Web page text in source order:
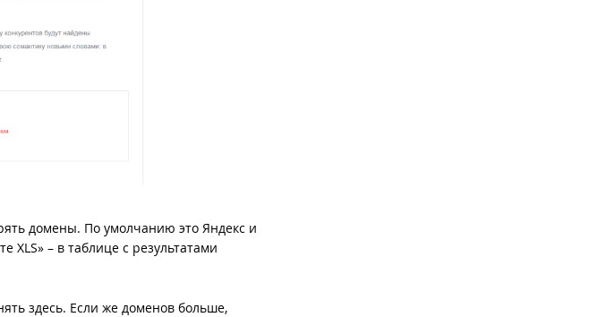
домены. По умолчанию это Яндекс и
XLS» – в таблице с результатами
здесь. Если же доменов больше,